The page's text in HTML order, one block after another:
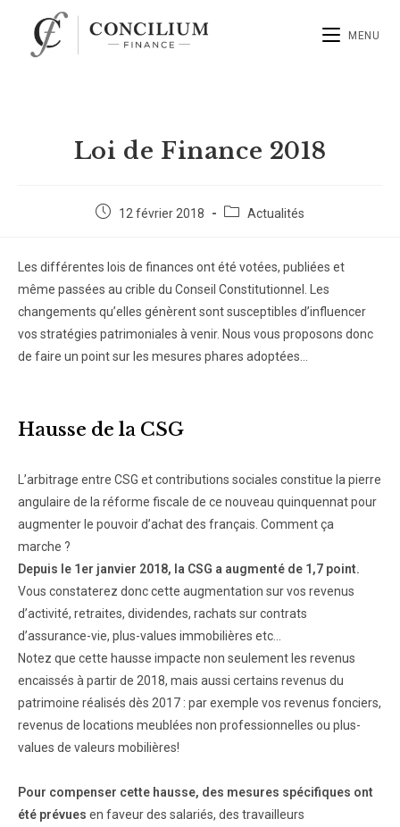
MENU
Loi de Finance 2018
12 février 2018 Actualités
Les différentes lois de finances ont été votées, publiées et
même passées au crible du Conseil Constitutionnel. Les
changements qu’elles génèrent sont susceptibles d’influencer
vos stratégies patrimoniales à venir. Nous vous proposons donc
de faire un point sur les mesures phares adoptées…
Hausse de la CSG
L’arbitrage entre CSG et contributions sociales constitue la pierre
angulaire de la réforme fiscale de ce nouveau quinquennat pour
augmenter le pouvoir d’achat des français. Comment ça
marche ?
Depuis le 1er janvier 2018, la CSG a augmenté de 1,7 point.
Vous constaterez donc cette augmentation sur vos revenus
d’activité, retraites, dividendes, rachats sur contrats
d’assurance-vie, plus-values immobilières etc…
Notez que cette hausse impacte non seulement les revenus
encaissés à partir de 2018, mais aussi certains revenus du
patrimoine réalisés dès 2017 : par exemple vos revenus fonciers,
revenus de locations meublées non professionnelles ou plus-
values de valeurs mobilières!
Pour compenser cette hausse, des mesures spécifiques ont
été prévues en faveur des salariés, des travailleurs